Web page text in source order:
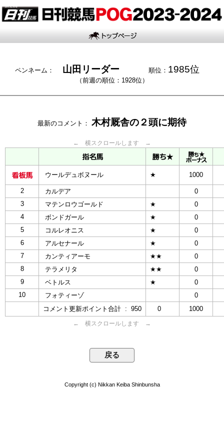
ペンネーム： 山田リーダー 順位： 1985位
（前週の順位：1928位）
最新のコメント： 木村厩舎の２頭に期待
← 横スクロールします →
ウールデュボヌール ★ 1000
2 カルデア
0
3
マテンロウゴールド ★
0
4
ボンドガール ★
0
5
コルレオニス ★
0
6
アルセナール ★
0
7
カンティアーモ ★★
0
8
テラメリタ ★★
0
9
ベトルス ★
0
10
フォティーゾ
0
コメント更新ポイント合計 : 950
0 1000
← 横スクロールします →
Copyright (c) Nikkan Keiba Shinbunsha